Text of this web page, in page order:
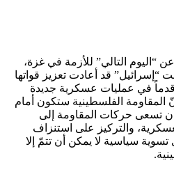
التالي” للأزمة في غزة،
“إسرائيل” قد أعادت تعزيز قواتها
في عمليات عسكرية جديدة
الفلسطينية ستكون أمام
تسعى حركات المقاومة إلى
والتركيز على استنزاف
تسوية سياسية لا يمكن أن تتمّ إلا